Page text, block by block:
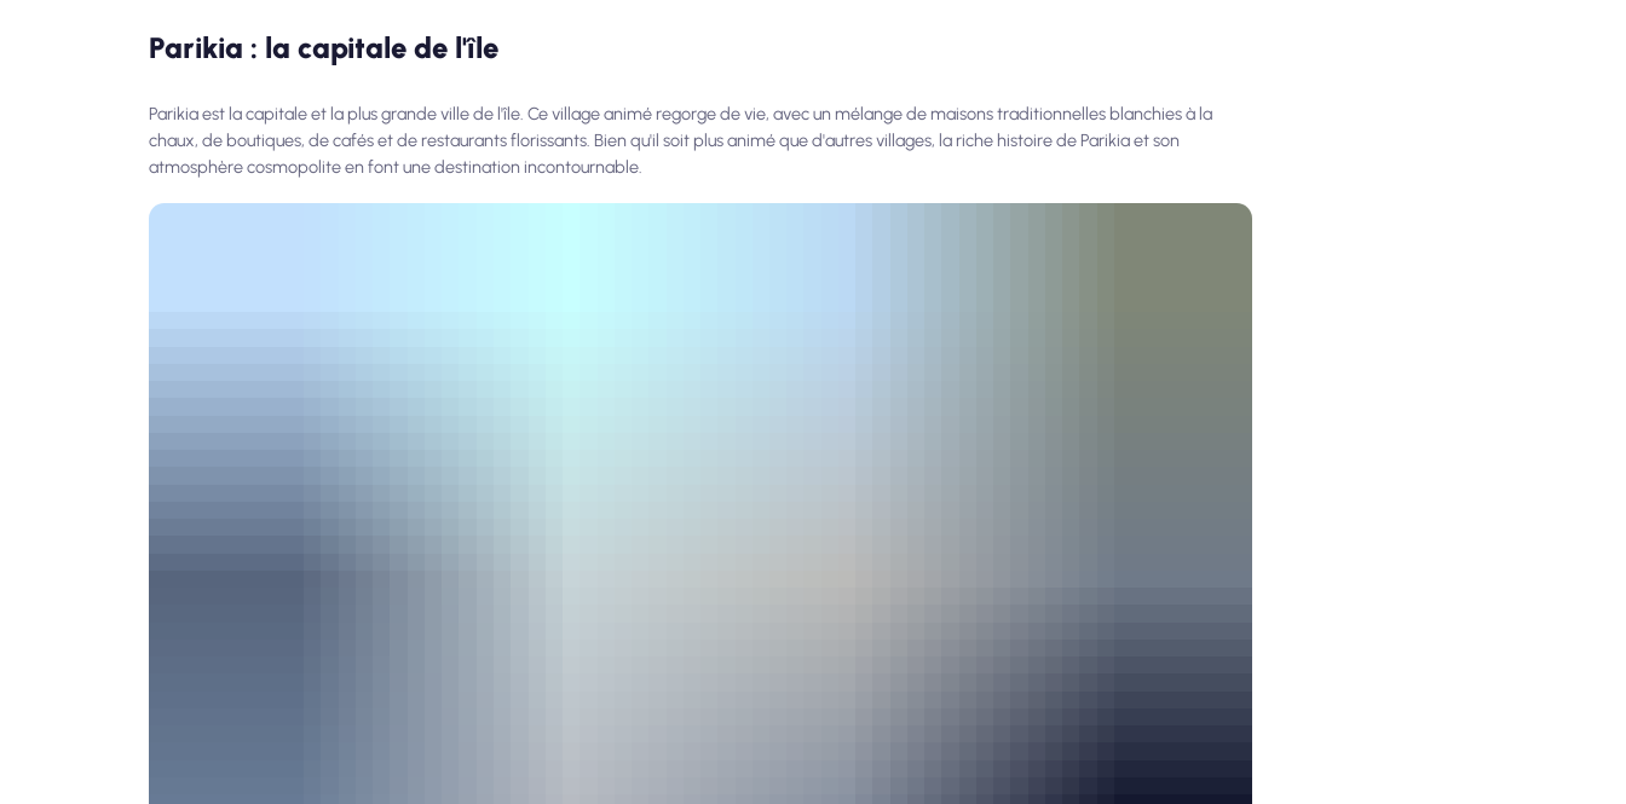
Parikia : la capitale de l'île
Parikia est la capitale et la plus grande ville de l'île. Ce village animé regorge de vie, avec un mélange de maisons traditionnelles blanchies à la
chaux, de boutiques, de cafés et de restaurants florissants. Bien qu'il soit plus animé que d'autres villages, la riche histoire de Parikia et son
atmosphère cosmopolite en font une destination incontournable.